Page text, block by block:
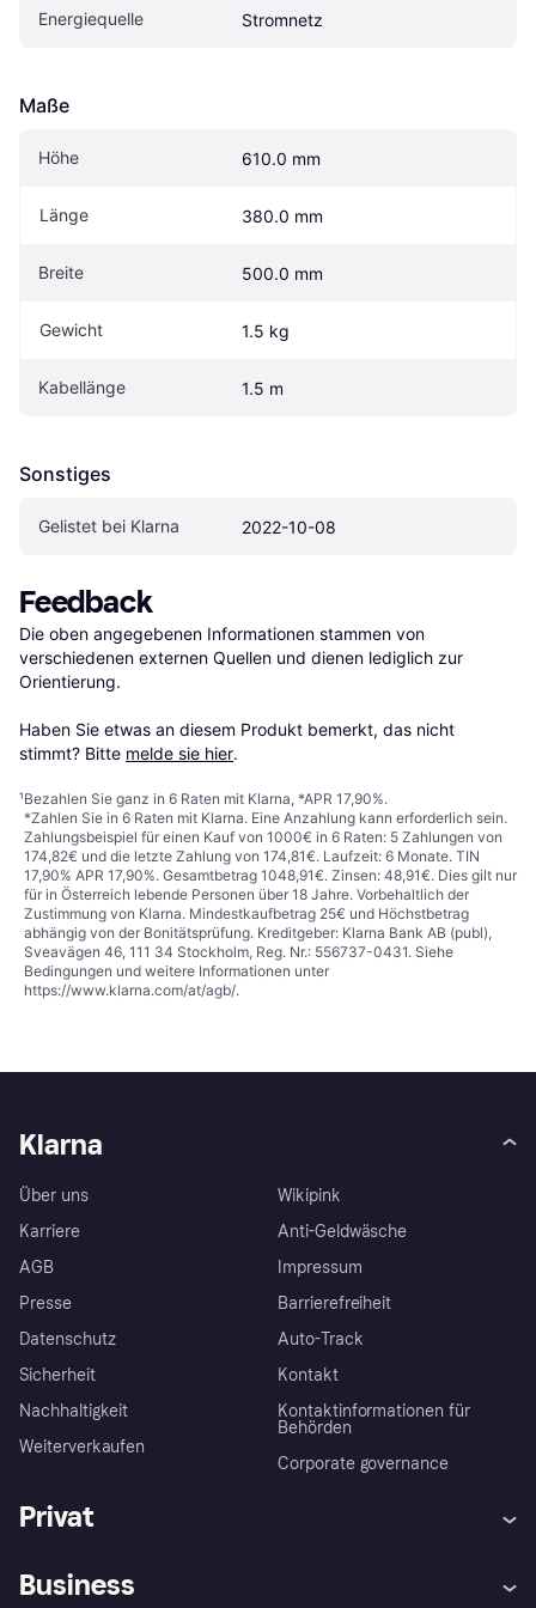
Energiequelle Stromnetz
Maße
Höhe 610.0 mm
Länge 380.0 mm
Breite 500.0 mm
Gewicht 1.5 kg
Kabellänge 1.5 m
Sonstiges
Gelistet bei Klarna 2022-10-08
Feedback
Die oben angegebenen Informationen stammen von
verschiedenen externen Quellen und dienen lediglich zur
Orientierung.
Haben Sie etwas an diesem Produkt bemerkt, das nicht
stimmt? Bitte melde sie hier.
¹Bezahlen Sie ganz in 6 Raten mit Klarna, *APR 17,90%.
*Zahlen Sie in 6 Raten mit Klarna. Eine Anzahlung kann erforderlich sein.
Zahlungsbeispiel für einen Kauf von 1000€ in 6 Raten: 5 Zahlungen von
174,82€ und die letzte Zahlung von 174,81€. Laufzeit: 6 Monate. TIN
17,90% APR 17,90%. Gesamtbetrag 1048,91€. Zinsen: 48,91€. Dies gilt nur
für in Österreich lebende Personen über 18 Jahre. Vorbehaltlich der
Zustimmung von Klarna. Mindestkaufbetrag 25€ und Höchstbetrag
abhängig von der Bonitätsprüfung. Kreditgeber: Klarna Bank AB (publ),
Sveavägen 46, 111 34 Stockholm, Reg. Nr.: 556737-0431. Siehe
Bedingungen und weitere Informationen unter
https://www.klarna.com/at/agb/.
Klarna
Über uns
Karriere
AGB
Presse
Datenschutz
Sicherheit
Nachhaltigkeit
Weiterverkaufen
Wikipink
Anti-Geldwäsche
Impressum
Barrierefreiheit
Auto-Track
Kontakt
Kontaktinformationen für
Behörden
Corporate governance
Privat
Business